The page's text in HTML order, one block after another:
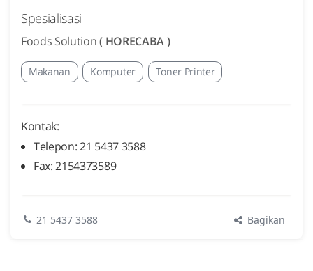
Spesialisasi
Foods Solution( HORECABA )
Makanan Komputer Toner Printer
Kontak:
Telepon: 21 5437 3588
Fax: 2154373589
21 5437 3588 Bagikan